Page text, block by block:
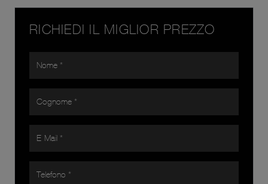
RICHIEDI IL MIGLIOR PREZZO